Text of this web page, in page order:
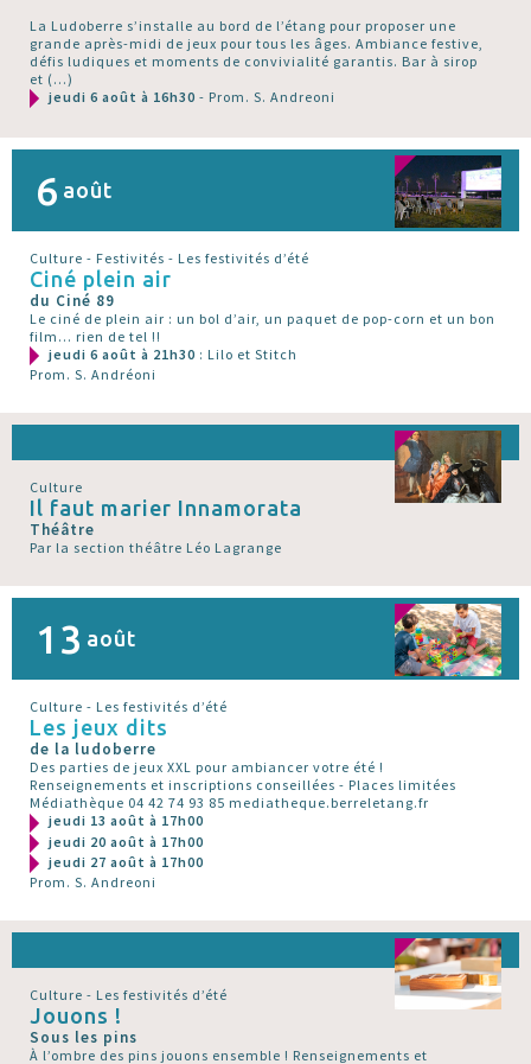
La Ludoberre s’installe au bord de l’étang pour proposer une
grande après-midi de jeux pour tous les âges. Ambiance festive,
défis ludiques et moments de convivialité garantis. Bar à sirop
et (…)
jeudi 6 août à 16h30 - Prom. S. Andreoni
6 août
Culture - Festivités - Les festivités d’été
Ciné plein air
du Ciné 89
Le ciné de plein air : un bol d’air, un paquet de pop-corn et un bon
film... rien de tel !!
jeudi 6 août à 21h30 : Lilo et Stitch
Prom. S. Andréoni
Culture
Il faut marier Innamorata
Théâtre
Par la section théâtre Léo Lagrange
13 août
Culture - Les festivités d’été
Les jeux dits
de la ludoberre
Des parties de jeux XXL pour ambiancer votre été !
Renseignements et inscriptions conseillées - Places limitées
Médiathèque 04 42 74 93 85 mediatheque.berreletang.fr
jeudi 13 août à 17h00
jeudi 20 août à 17h00
jeudi 27 août à 17h00
Prom. S. Andreoni
Culture - Les festivités d’été
Jouons !
Sous les pins
À l’ombre des pins jouons ensemble ! Renseignements et